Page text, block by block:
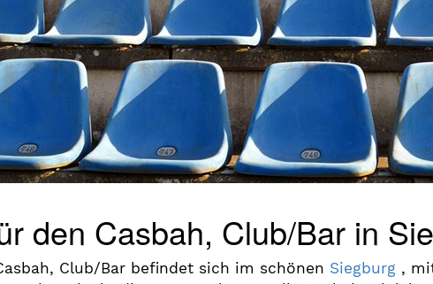
den Casbah, Club/Bar in
Club/Bar befindet sich im schönen Siegburg ,